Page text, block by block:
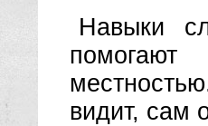
Навыки
помогают
видит, сам